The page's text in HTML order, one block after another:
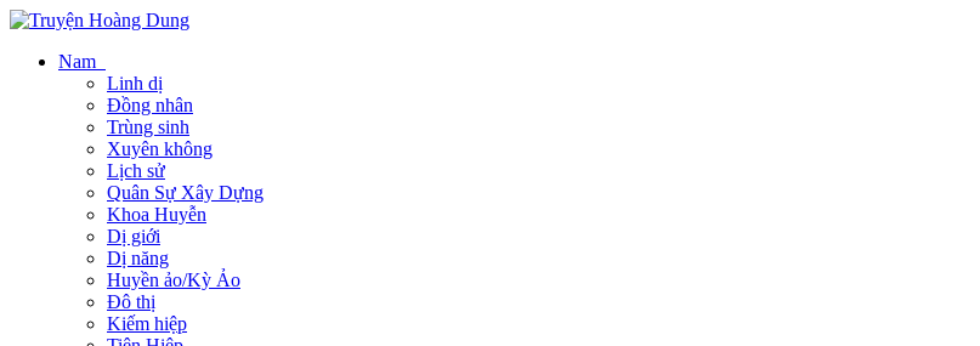
Nam
Linh dị
Đồng nhân
Trùng sinh
Xuyên không
Lịch sử
Quân Sự Xây Dựng
Khoa Huyễn
Dị giới
Dị năng
Huyền ảo/Kỳ Ảo
Đô thị
Kiếm hiệp